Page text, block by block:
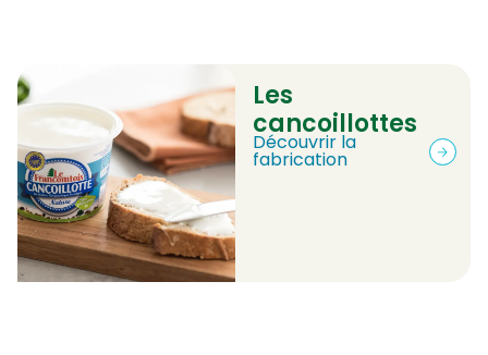
Les
cancoillottes
Découvrir la
fabrication